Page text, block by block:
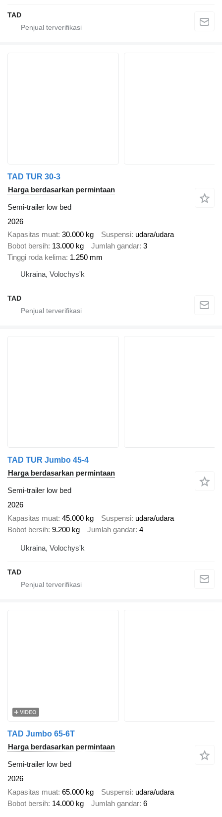
TAD
TAD TUR 30-3
Harga berdasarkan permintaan
Semi-trailer low bed
2026
Kapasitas muat 30.000 kg Suspensi udara/udara
Bobot bersih 13.000 kg Jumlah gandar 3
Tinggi roda kelima 1.250 mm
Ukraina, Volochys'k
TAD
TAD TUR Jumbo 45-4
Harga berdasarkan permintaan
Semi-trailer low bed
2026
Kapasitas muat 45.000 kg Suspensi udara/udara
Bobot bersih 9.200 kg Jumlah gandar 4
Ukraina, Volochys'k
TAD
VIDEO
TAD Jumbo 65-6T
Harga berdasarkan permintaan
Semi-trailer low bed
2026
Kapasitas muat 65.000 kg Suspensi udara/udara
Bobot bersih 14.000 kg Jumlah gandar 6